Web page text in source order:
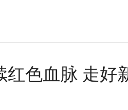
色血脉 走好